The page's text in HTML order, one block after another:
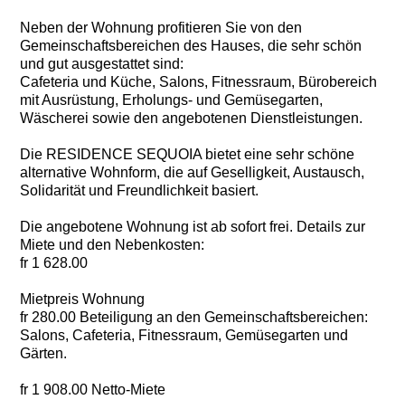
Neben der Wohnung profitieren Sie von den
Gemeinschaftsbereichen des Hauses, die sehr schön
und gut ausgestattet sind:
Cafeteria und Küche, Salons, Fitnessraum, Bürobereich
mit Ausrüstung, Erholungs- und Gemüsegarten,
Wäscherei sowie den angebotenen Dienstleistungen.
Die RESIDENCE SEQUOIA bietet eine sehr schöne
alternative Wohnform, die auf Geselligkeit, Austausch,
Solidarität und Freundlichkeit basiert.
Die angebotene Wohnung ist ab sofort frei. Details zur
Miete und den Nebenkosten:
fr 1 628.00
Mietpreis Wohnung
fr 280.00 Beteiligung an den Gemeinschaftsbereichen:
Salons, Cafeteria, Fitnessraum, Gemüsegarten und
Gärten.
fr 1 908.00 Netto-Miete